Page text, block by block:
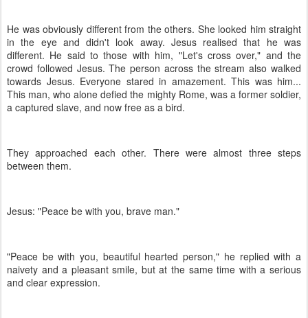
He was obviously different from the others. She looked him straight
in the eye and didn't look away. Jesus realised that he was
different. He said to those with him, "Let's cross over," and the
crowd followed Jesus. The person across the stream also walked
towards Jesus. Everyone stared in amazement. This was him...
This man, who alone defied the mighty Rome, was a former soldier,
a captured slave, and now free as a bird.
They approached each other. There were almost three steps
between them.
Jesus: "Peace be with you, brave man."
"Peace be with you, beautiful hearted person," he replied with a
naivety and a pleasant smile, but at the same time with a serious
and clear expression.